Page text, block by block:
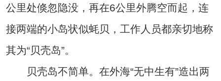
公里处倏忽隐没，再在6公里外腾空而起，连
接两端的小岛状似蚝贝，工作人员都亲切地称
其为“贝壳岛”。
贝壳岛不简单。在外海“无中生有”造出两